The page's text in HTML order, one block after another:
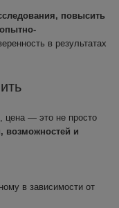
повысить
в результатах
цена — это не просто
возможностей и
в зависимости от